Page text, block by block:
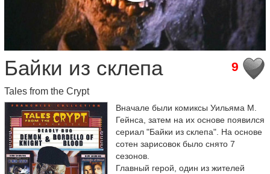
9
Байки из склепа
Tales from the Crypt
Вначале были комиксы Уильяма М.
Гейнса, затем на их основе появился
сериал "Байки из склепа". На основе
сотен зарисовок было снято 7
сезонов.
Главный герой, один из жителей